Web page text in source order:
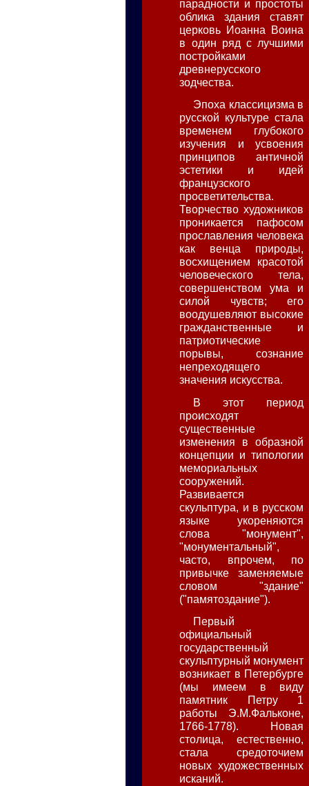
парадности и простоты
облика здания ставят
церковь Иоанна Воина
в один ряд с лучшими
постройками
древнерусского
зодчества.
Эпоха классицизма в
русской культуре стала
временем глубокого
изучения и усвоения
принципов античной
эстетики и идей
французского
просветительства.
Творчество художников
проникается пафосом
прославления человека
как венца природы,
восхищением красотой
человеческого тела,
совершенством ума и
силой чувств; его
воодушевляют высокие
гражданственные и
патриотические
порывы, сознание
непреходящего
значения искусства.
В этот период
происходят
существенные
изменения в образной
концепции и типологии
мемориальных
сооружений.
Развивается
скульптура, и в русском
языке укореняются
слова "монумент",
"монументальный",
часто, впрочем, по
привычке заменяемые
словом "здание"
("памятоздание").
Первый
официальный
государственный
скульптурный монумент
возникает в Петербурге
(мы имеем в виду
памятник Петру 1
работы Э.М.Фальконе,
1766-1778). Новая
столица, естественно,
стала средоточием
новых художественных
исканий.